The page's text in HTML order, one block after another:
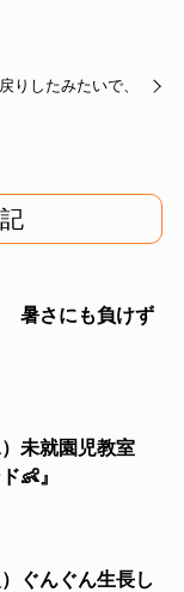
りしたみたいで、
暑さにも負けず
未就園児教室
👶』
ぐんぐん生長し